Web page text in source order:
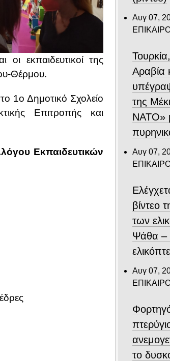
εκπαιδευτικοί της
Θέρμου.
1ο Δημοτικό Σχολείο
Επιτροπής και
Εκπαιδευτικών
Αυγ 07,
Αραβία
της
ΝΑΤΟ»
Αυγ 07,
βίντεο
των
Ψάθα –
Αυγ 07,
το